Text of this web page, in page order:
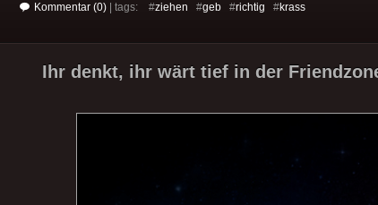
Kommentar (0) | tags: #ziehen #geb #richtig #krass
Ihr denkt, ihr wärt tief in der